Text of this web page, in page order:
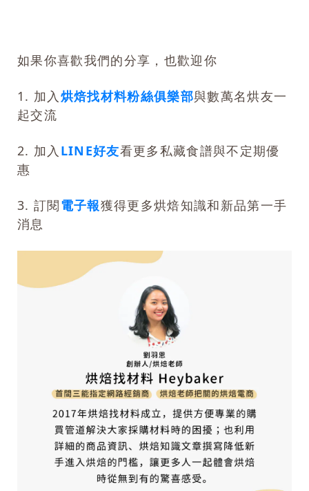
如果你喜歡我們的分享，也歡迎你
1. 加入 烘焙找材料粉絲俱樂部與數萬名烘友一
起交流
2. 加入 LINE好友看更多私藏食譜與不定期優
惠
3. 訂閱電子報獲得更多烘焙知識和新品第一手
消息